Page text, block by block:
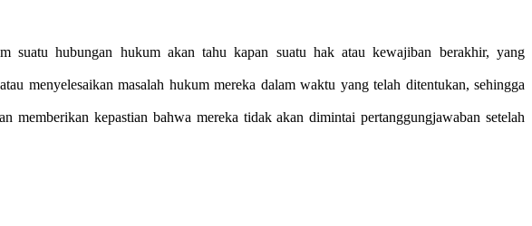
suatu hubungan hukum akan tahu kapan suatu hak atau kewajiban berakhir, yang
menyelesaikan masalah hukum mereka dalam waktu yang telah ditentukan, sehingga
kepastian bahwa mereka tidak akan dimintai pertanggungjawaban setelah